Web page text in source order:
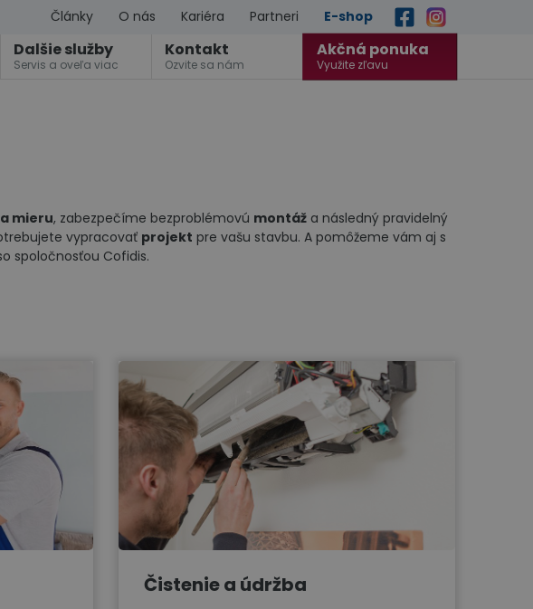
Články O nás Kariéra Partneri E-shop
Dalšie služby
Servis a oveľa viac
Kontakt
Ozvite sa nám
Akčná ponuka
Využite zľavu
mieru, zabezpečíme bezproblémovú montáž a následný pravidelný
vypracovať projekt pre vašu stavbu. A pomôžeme vám aj s
spoločnosťou Cofidis.
Čistenie a údržba